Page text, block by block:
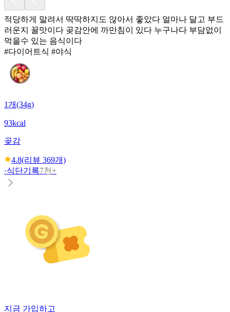
적당하게 말려서 딱딱하지도 않아서 좋았다 얼마나 달고 부드
러운지 꿀맛이다 곶감안에 까만침이 있다 누구나다 부담없이
먹을수 있는 음식이다
#다이어트식 #야식
1개(34g)
93kcal
곶감
4.8(리뷰 369개)
·식단기록7천+
지금 가입하고